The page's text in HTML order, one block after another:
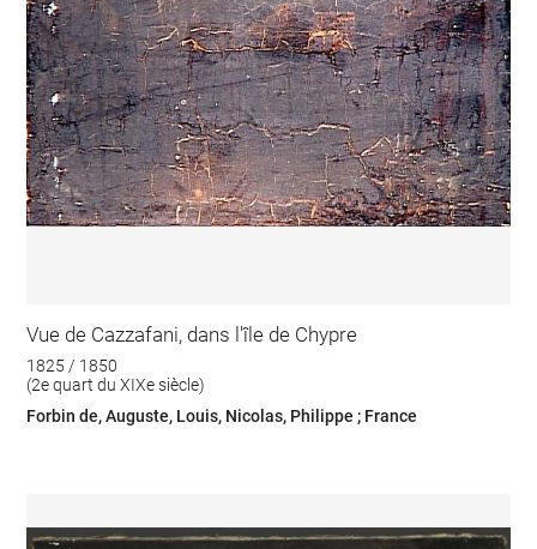
Vue de Cazzafani, dans l'île de Chypre
1825 / 1850
(2e quart du XIXe siècle)
Forbin de, Auguste, Louis, Nicolas, Philippe ; France